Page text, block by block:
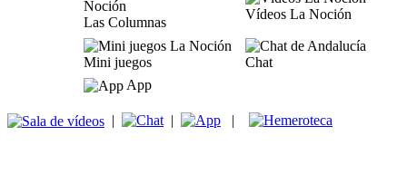
Las Columnas
Vídeos La Noción
Mini juegos
Chat
App
| | |